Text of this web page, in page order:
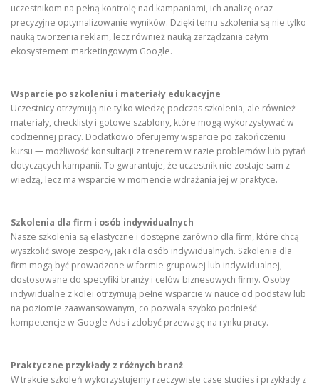
uczestnikom na pełną kontrolę nad kampaniami, ich analizę oraz
precyzyjne optymalizowanie wyników. Dzięki temu szkolenia są nie tylko
nauką tworzenia reklam, lecz również nauką zarządzania całym
ekosystemem marketingowym Google.
Wsparcie po szkoleniu i materiały edukacyjne
Uczestnicy otrzymują nie tylko wiedzę podczas szkolenia, ale również
materiały, checklisty i gotowe szablony, które mogą wykorzystywać w
codziennej pracy. Dodatkowo oferujemy wsparcie po zakończeniu
kursu — możliwość konsultacji z trenerem w razie problemów lub pytań
dotyczących kampanii. To gwarantuje, że uczestnik nie zostaje sam z
wiedzą, lecz ma wsparcie w momencie wdrażania jej w praktyce.
Szkolenia dla firm i osób indywidualnych
Nasze szkolenia są elastyczne i dostępne zarówno dla firm, które chcą
wyszkolić swoje zespoły, jak i dla osób indywidualnych. Szkolenia dla
firm mogą być prowadzone w formie grupowej lub indywidualnej,
dostosowane do specyfiki branży i celów biznesowych firmy. Osoby
indywidualne z kolei otrzymują pełne wsparcie w nauce od podstaw lub
na poziomie zaawansowanym, co pozwala szybko podnieść
kompetencje w Google Ads i zdobyć przewagę na rynku pracy.
Praktyczne przykłady z różnych branż
W trakcie szkoleń wykorzystujemy rzeczywiste case studies i przykłady z